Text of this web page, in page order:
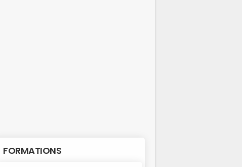
FORMATIONS